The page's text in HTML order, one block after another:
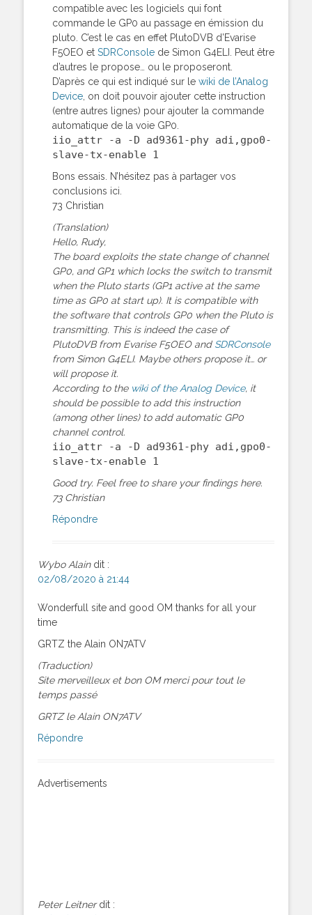
compatible avec les logiciels qui font
commande le GP0 au passage en émission du
pluto. C’est le cas en effet PlutoDVB d’Evarise
F5OEO et SDRConsole de Simon G4ELI. Peut être
d’autres le propose… ou le proposeront.
D’après ce qui est indiqué sur le wiki de l’Analog
Device , on doit pouvoir ajouter cette instruction
(entre autres lignes) pour ajouter la commande
automatique de la voie GP0.
iio_attr -a -D ad9361-phy adi,gpo0-
slave-tx-enable 1
Bons essais. N’hésitez pas à partager vos
conclusions ici.
73 Christian
(Translation)
Hello, Rudy,
The board exploits the state change of channel
GP0, and GP1 which locks the switch to transmit
when the Pluto starts (GP1 active at the same
time as GP0 at start up). It is compatible with
the software that controls GP0 when the Pluto is
transmitting. This is indeed the case of
PlutoDVB from Evarise F5OEO and SDRConsole
from Simon G4ELI. Maybe others propose it… or
will propose it.
According to the wiki of the Analog Device, it
should be possible to add this instruction
(among other lines) to add automatic GP0
channel control.
iio_attr -a -D ad9361-phy adi,gpo0-
slave-tx-enable 1
Good try. Feel free to share your findings here.
73 Christian
Répondre
Wybo Alain dit :
02/08/2020 à 21:44
Wonderfull site and good OM thanks for all your
time
GRTZ the Alain ON7ATV
(Traduction)
Site merveilleux et bon OM merci pour tout le
temps passé
GRTZ le Alain ON7ATV
Répondre
Advertisements
Peter Leitner dit :